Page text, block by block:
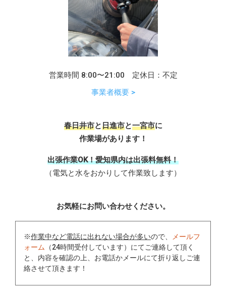
営業時間 8:00〜21:00 定休日：不定
事業者概要 >
春日井市と日進市と一宮市に
作業場があります！
出張作業OK！愛知県内は出張料無料！
（電気と水をおかりして作業致します）
お気軽にお問い合わせください。
※作業中など電話に出れない場合が多いので、
メールフ
ォーム （24時間受付しています）にてご連絡して頂く
と、内容を確認の上、お電話かメールにて折り返しご連
絡させて頂きます！